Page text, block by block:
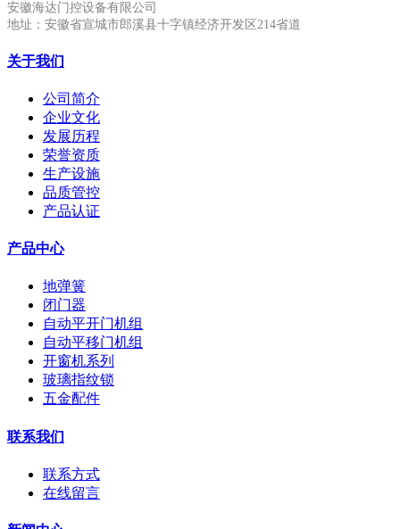
安徽海达门控设备有限公司
地址：安徽省宣城市郎溪县十字镇经济开发区214省道
关于我们
公司简介
企业文化
发展历程
荣誉资质
生产设施
品质管控
产品认证
产品中心
地弹簧
闭门器
自动平开门机组
自动平移门机组
开窗机系列
玻璃指纹锁
五金配件
联系我们
联系方式
在线留言